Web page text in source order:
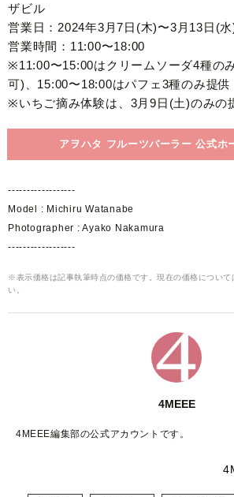
ザビル
営業日：2024年3月7日︎(木)〜3月13日︎(水
営業時間：11:00〜18:00
※11:00〜15:00はクリームソーダ4種の
可)、15:00〜18:00はパフェ3種のみ提供
※いちご摘み体験は、3月9日(土)のみの
アヲハタ フルーツパーラー 公式ホ
------------------
Model : Michiru Watanabe
Photographer : Ayako Nakamura
------------------
※表示価格は記事執筆時点の価格です。現在の価格について
い。
4MEEE
4MEEE編集部の公式アカウントです。